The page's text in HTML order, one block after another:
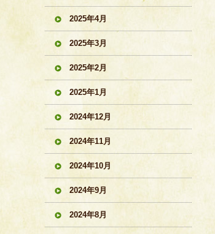
2025年4月
2025年3月
2025年2月
2025年1月
2024年12月
2024年11月
2024年10月
2024年9月
2024年8月